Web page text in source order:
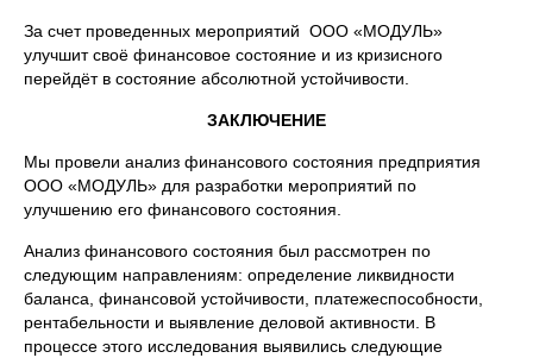
За счет проведенных мероприятий ООО «МОДУЛЬ»
улучшит своё финансовое состояние и из кризисного
перейдёт в состояние абсолютной устойчивости.
ЗАКЛЮЧЕНИЕ
Мы провели анализ финансового состояния предприятия
ООО «МОДУЛЬ» для разработки мероприятий по
улучшению его финансового состояния.
Анализ финансового состояния был рассмотрен по
следующим направлениям: определение ликвидности
баланса, финансовой устойчивости, платежеспособности,
рентабельности и выявление деловой активности. В
процессе этого исследования выявились следующие